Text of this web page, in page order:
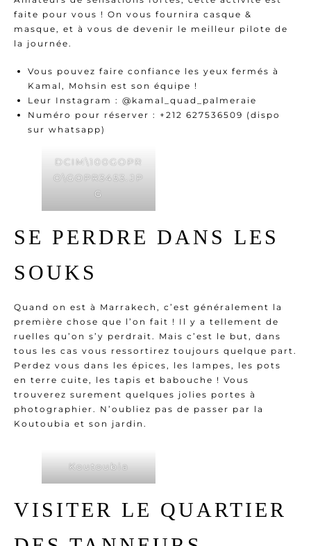
faite pour vous ! On vous fournira casque &
masque, et à vous de devenir le meilleur pilote de
la journée.
Vous pouvez faire confiance les yeux fermés à
Kamal, Mohsin est son équipe !
Leur Instagram : @kamal_quad_palmeraie
Numéro pour réserver : +212 627536509 (dispo
sur whatsapp)
DCIM\100GOPR
O\GOPR3453.JP
G
SE PERDRE DANS LES
SOUKS
Quand on est à Marrakech, c’est généralement la
première chose que l’on fait ! Il y a tellement de
ruelles qu’on s’y perdrait. Mais c’est le but, dans
tous les cas vous ressortirez toujours quelque part.
Perdez vous dans les épices, les lampes, les pots
en terre cuite, les tapis et babouche ! Vous
trouverez surement quelques jolies portes à
photographier. N’oubliez pas de passer par la
Koutoubia et son jardin.
Koutoubia
VISITER LE QUARTIER